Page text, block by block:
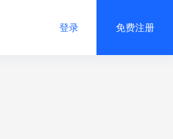
登录 免费注册